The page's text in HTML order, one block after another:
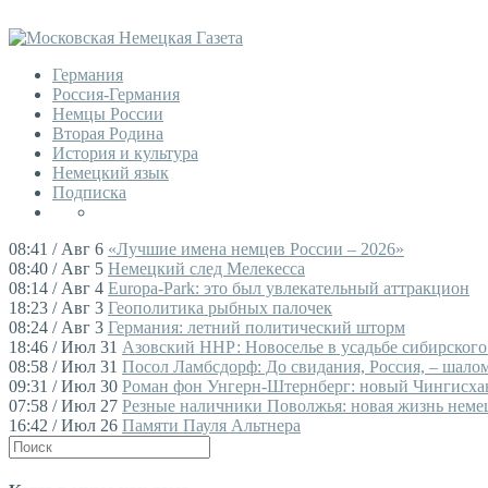
Германия
Россия-Германия
Немцы России
Вторая Родина
История и культура
Немецкий язык
Подписка
08:41 / Авг 6 «Лучшие имена немцев России – 2026»
08:40 / Авг 5 Немецкий след Мелекесса
08:14 / Авг 4 Europa-Park: это был увлекательный аттракцион
18:23 / Авг 3 Геополитика рыбных палочек
08:24 / Авг 3 Германия: летний политический шторм
18:46 / Июл 31 Азовский ННР: Новоселье в усадьбе
08:58 / Июл 31 Посол Ламбсдорф: До свидания, Россия, –
09:31 / Июл 30 Роман фон Унгерн-Штернберг: новый
07:58 / Июл 27 Резные наличники Поволжья: новая жизнь
16:42 / Июл 26 Памяти Пауля Альтнера